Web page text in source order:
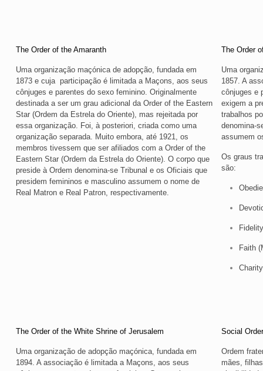
The Order of the Amaranth
Uma organização maçónica de adopção, fundada em
1873 e cuja participação é limitada a Maçons, aos seus
cônjuges e parentes do sexo feminino. Originalmente
destinada a ser um grau adicional da Order of the Eastern
Star (Ordem da Estrela do Oriente), mas rejeitada por
essa organização. Foi, à posteriori, criada como uma
organização separada. Muito embora, até 1921, os
membros tivessem que ser afiliados com a Order of the
Eastern Star (Ordem da Estrela do Oriente). O corpo que
preside à Ordem denomina-se Tribunal e os Oficiais que
presidem femininos e masculino assumem o nome de
Real Matron e Real Patron, respectivamente.
The Order
Uma
1857. A
cônjuges e
exigem a
trabalhos
denomina-
assumem
Os graus
são:
Faith
The Order of the White Shrine of Jerusalem
Uma organização de adopção maçónica, fundada em
1894. A associação é limitada a Maçons, aos seus
Social
Ordem
mães,